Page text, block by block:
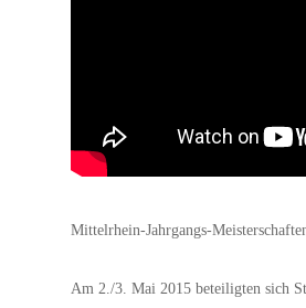
Mittelrhein-Jahrgangs-
Am 2./3. Mai 2015 beteiligten sich